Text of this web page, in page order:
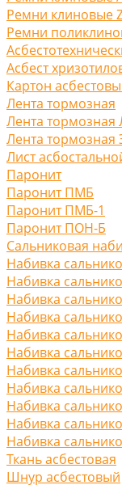
Ремни клиновые
Ремни
Асбест
Картон
Лента тормозная
Лента тормозная
Лента тормозная
Лист
Паронит
Паронит ПМБ
Паронит ПМБ-1
Паронит ПОН-Б
Сальниковая
Набивка
Набивка
Набивка
Набивка
Набивка
Набивка
Набивка
Набивка
Набивка
Набивка
Набивка
Ткань асбестовая
Шнур асбестовый